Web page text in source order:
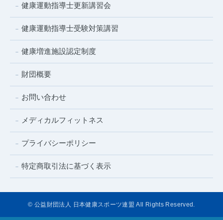
健康運動指導士更新講習会
健康運動指導士受験対策講習
健康増進施設認定制度
財団概要
お問い合わせ
メディカルフィットネス
プライバシーポリシー
特定商取引法に基づく表示
© 公益財団法人 日本健康スポーツ連盟 All Rights Reserved.